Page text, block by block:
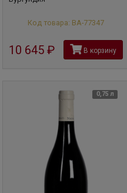
Код товара: ВА-77347
10 645 рубВ корзину
0,75 л